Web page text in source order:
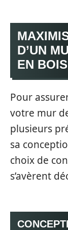
D’UN
EN BOIS
Pour
votre mur
plusieurs
sa
choix de
s’avèrent